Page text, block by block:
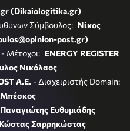
(Dikaiologitika.gr)
Σύμβουλος: Νίκος
post.gr)
- Μέτοχοι: ENERGY REGISTER
Νικόλαος
A.E. - Διαχειριστής Domain:
Παναγιώτης Ευθυμιάδης
Κώστας Σαρρηκώστας